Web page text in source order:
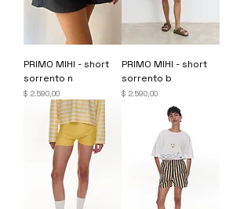
PRIMO MIHI - short
sorrento n
Precio
$ 2.590,00
PRIMO MIHI - short
sorrento b
Precio
$ 2.590,00